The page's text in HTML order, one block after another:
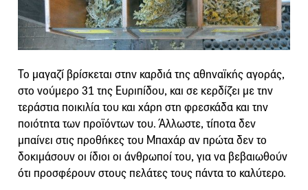
Το μαγαζί βρίσκεται στην καρδιά της αθηναϊκής αγοράς,
στο νούμερο 31 της Ευριπίδου, και σε κερδίζει με την
τεράστια ποικιλία του και χάρη στη φρεσκάδα και την
ποιότητα των προϊόντων του. Άλλωστε, τίποτα δεν
μπαίνει στις προθήκες του Μπαχάρ αν πρώτα δεν το
δοκιμάσουν οι ίδιοι οι άνθρωποί του, για να βεβαιωθούν
ότι προσφέρουν στους πελάτες τους πάντα το καλύτερο.